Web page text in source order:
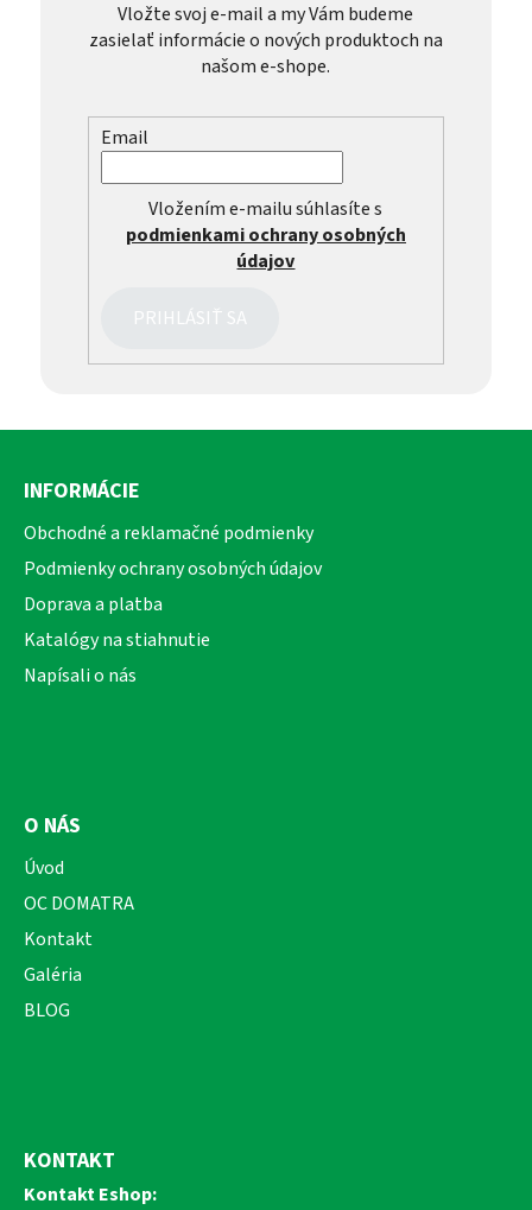
Vložte svoj e-mail a my Vám budeme
zasielať informácie o nových produktoch na
našom e-shope.
Email
Vložením e-mailu súhlasíte s
podmienkami ochrany osobných
údajov
PRIHLÁSIŤ SA
Z
INFORMÁCIE
Obchodné a reklamačné podmienky
Podmienky ochrany osobných údajov
Doprava a platba
Katalógy na stiahnutie
Napísali o nás
O NÁS
Úvod
OC DOMATRA
Kontakt
Galéria
BLOG
KONTAKT
Kontakt Eshop: